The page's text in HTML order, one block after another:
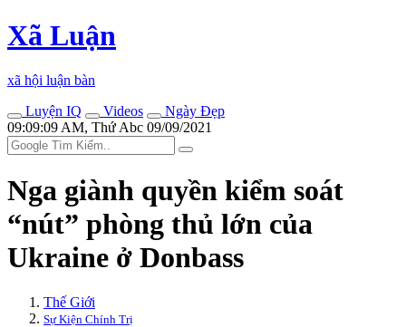
Xã Luận
xã hội luận bàn
Luyện IQ
Videos
Ngày Đẹp
09:09:09 AM, Thứ Abc 09/09/2021
Nga giành quyền kiểm soát
“nút” phòng thủ lớn của
Ukraine ở Donbass
Thế Giới
Sự Kiện Chính Trị